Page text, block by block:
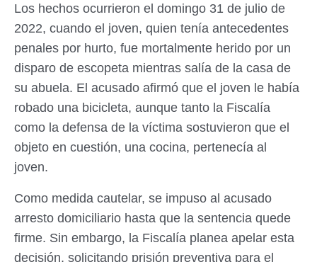
Los hechos ocurrieron el domingo 31 de julio de
2022, cuando el joven, quien tenía antecedentes
penales por hurto, fue mortalmente herido por un
disparo de escopeta mientras salía de la casa de
su abuela. El acusado afirmó que el joven le había
robado una bicicleta, aunque tanto la Fiscalía
como la defensa de la víctima sostuvieron que el
objeto en cuestión, una cocina, pertenecía al
joven.
Como medida cautelar, se impuso al acusado
arresto domiciliario hasta que la sentencia quede
firme. Sin embargo, la Fiscalía planea apelar esta
decisión, solicitando prisión preventiva para el